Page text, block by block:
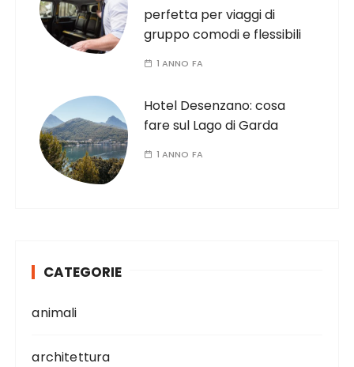
perfetta per viaggi di
gruppo comodi e flessibili
1 ANNO FA
Hotel Desenzano: cosa
fare sul Lago di Garda
1 ANNO FA
CATEGORIE
animali
architettura